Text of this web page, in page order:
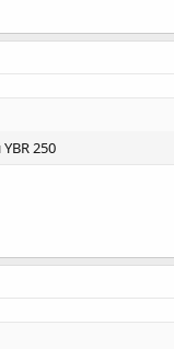
250